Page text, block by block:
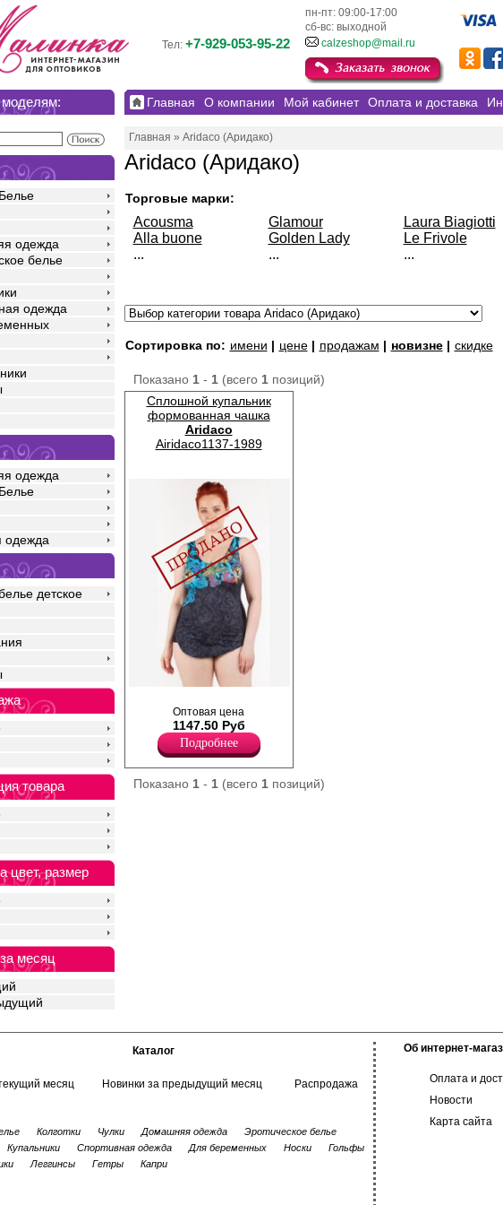
пн-пт: 09:00-17:00
сб-вс: выходной
Тел: +7-929-053-95-22 calzeshop@mail.ru
одежда
белье
одежда
одежда
одежда
детское
товара
цвет, размер
месяц
Главная О компании Мой кабинет Оплата и доставка
Главная » Aridaco (Аридако)
Aridaco (Аридако)
Торговые марки:
Acousma
Alla buone
...
Glamour
Golden Lady
...
Laura Biagiotti
Le Frivole
...
Сортировка по: имени | цене| продажам | новизне| скидке
Показано 1- 1(всего 1позиций)
Сплошной купальник
формованная чашка
Aridaco
Airidaco1137-1989
Купальник женский сплошной с
поролоновыми вкладышами без косточек,
напускная ткань на передней части
изделия, открытая спинка.
Полиамид 80%
Эластан 20%
Оптовая цена
1147.50 Руб
Подробнее
Показано 1- 1(всего 1позиций)
Каталог
месяц Новинки за предыдущий месяц
Распродажа
Колготки Чулки Домашняя одежда
Эротическое белье
Купальники Спортивная одежда Для беременных Носки
Гольфы
Леггинсы Гетры Капри
Об интернет-
Оплата и
Новости
Карта сайта